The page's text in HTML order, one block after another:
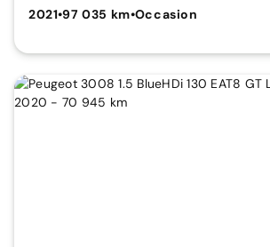
2021•97 035 km•Occasion